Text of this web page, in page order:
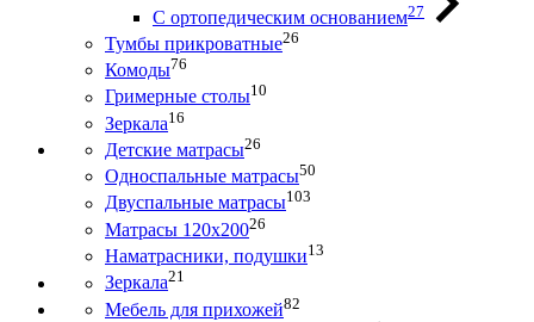
С ортопедическим основанием27
Тумбы прикроватные26
Комоды76
Гримерные столы10
Зеркала16
Детские матрасы26
Односпальные матрасы50
Двуспальные матрасы103
Матрасы 120х20026
Наматрасники, подушки13
Зеркала21
Мебель для прихожей82